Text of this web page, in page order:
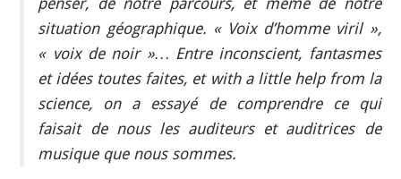
situation géographique. « Voix d’homme viril »,
« voix de noir »… Entre inconscient, fantasmes
et idées toutes faites, et with a little help from la
science, on a essayé de comprendre ce qui
faisait de nous les auditeurs et auditrices de
musique que nous sommes.